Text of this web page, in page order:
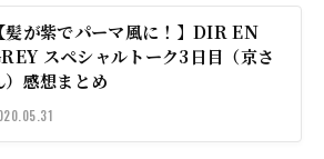
【髪が紫でパーマ風に！】DIR EN
スペシャルトーク3日目（京さ
）感想まとめ